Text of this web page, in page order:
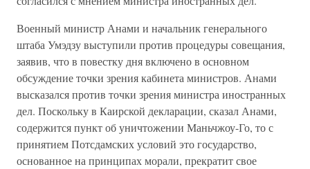
Военный министр Анами и начальник генерального
штаба Умэдзу выступили против процедуры совещания,
заявив, что в повестку дня включено в основном
обсуждение точки зрения кабинета министров. Анами
высказался против точки зрения министра иностранных
дел. Поскольку в Каирской декларации, сказал Анами,
содержится пункт об уничтожении Маньчжоу-Го, то с
принятием Потсдамских условий это государство,
основанное на принципах морали, прекратит свое